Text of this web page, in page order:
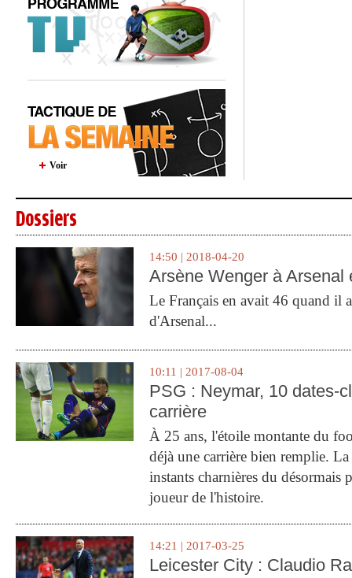
Voir
Dossiers
14:50 | 2018-04-20
Arsène Wenger à Arsenal
Le Français en avait 46 quand il
d'Arsenal...
10:11 | 2017-08-04
PSG : Neymar, 10 dates-
carrière
À 25 ans, l'étoile montante du
déjà une carrière bien remplie.
instants charnières du désormais
joueur de l'histoire.
14:21 | 2017-03-25
Leicester City : Claudio